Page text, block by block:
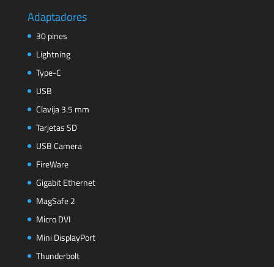
Adaptadores
30 pines
Lightning
Type-C
USB
Clavija 3.5 mm
Tarjetas SD
USB Camera
FireWare
Gigabit Ethernet
MagSafe 2
Micro DVI
Mini DisplayPort
Thunderbolt